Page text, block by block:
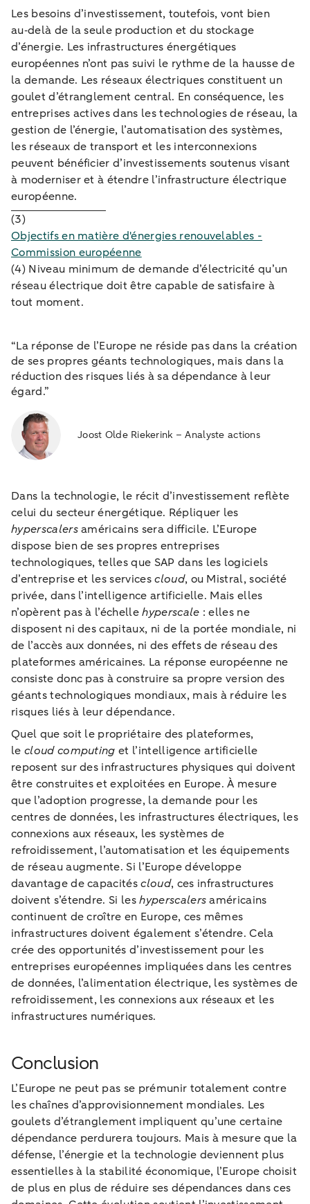
Les besoins d’investissement, toutefois, vont bien
au‑delà de la seule production et du stockage
d’énergie. Les infrastructures énergétiques
européennes n’ont pas suivi le rythme de la hausse de
la demande. Les réseaux électriques constituent un
goulet d’étranglement central. En conséquence, les
entreprises actives dans les technologies de réseau, la
gestion de l’énergie, l’automatisation des systèmes,
les réseaux de transport et les interconnexions
peuvent bénéficier d’investissements soutenus visant
à moderniser et à étendre l’infrastructure électrique
européenne.
(3)
Objectifs en matière d'énergies renouvelables -
Commission européenne
(4) Niveau minimum de demande d’électricité qu’un
réseau électrique doit être capable de satisfaire à
tout moment.
“La réponse de l’Europe ne réside pas dans la création
de ses propres géants technologiques, mais dans la
réduction des risques liés à sa dépendance à leur
égard.”
Joost Olde Riekerink – Analyste actions
Dans la technologie, le récit d’investissement reflète
celui du secteur énergétique. Répliquer les
hyperscalersaméricains sera difficile. L’Europe
dispose bien de ses propres entreprises
technologiques, telles que SAP dans les logiciels
d’entreprise et les servicescloud, ou Mistral, société
privée, dans l’intelligence artificielle. Mais elles
n’opèrent pas à l’échellehyperscale : elles ne
disposent ni des capitaux, ni de la portée mondiale, ni
de l’accès aux données, ni des effets de réseau des
plateformes américaines. La réponse européenne ne
consiste donc pas à construire sa propre version des
géants technologiques mondiaux, mais à réduire les
risques liés à leur dépendance.
Quel que soit le propriétaire des plateformes,
le cloud computing et l’intelligence artificielle
reposent sur des infrastructures physiques qui doivent
être construites et exploitées en Europe. À mesure
que l’adoption progresse, la demande pour les
centres de données, les infrastructures électriques, les
connexions aux réseaux, les systèmes de
refroidissement, l’automatisation et les équipements
de réseau augmente. Si l’Europe développe
davantage de capacitéscloud, ces infrastructures
doivent s’étendre. Si leshyperscalersaméricains
continuent de croître en Europe, ces mêmes
infrastructures doivent également s’étendre. Cela
crée des opportunités d’investissement pour les
entreprises européennes impliquées dans les centres
de données, l’alimentation électrique, les systèmes de
refroidissement, les connexions aux réseaux et les
infrastructures numériques.
Conclusion
L’Europe ne peut pas se prémunir totalement contre
les chaînes d’approvisionnement mondiales. Les
goulets d’étranglement impliquent qu’une certaine
dépendance perdurera toujours. Mais à mesure que la
défense, l’énergie et la technologie deviennent plus
essentielles à la stabilité économique, l’Europe choisit
de plus en plus de réduire ses dépendances dans ces